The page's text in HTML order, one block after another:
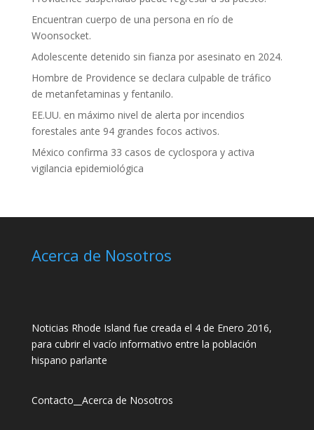
Encuentran cuerpo de una persona en río de
Woonsocket.
Adolescente detenido sin fianza por asesinato en 2024.
Hombre de Providence se declara culpable de tráfico
de metanfetaminas y fentanilo.
EE.UU. en máximo nivel de alerta por incendios
forestales ante 94 grandes focos activos.
México confirma 33 casos de cyclospora y activa
vigilancia epidemiológica
Acerca de Nosotros
Noticias Rhode Island fue creada el 4 de Enero 2016,
para cubrir el vacío informativo entre la población
hispano parlante
Contacto Acerca de Nosotros